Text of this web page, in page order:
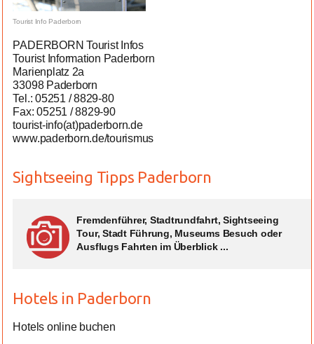
Tourist Info Paderborn
PADERBORN Tourist Infos
Tourist Information Paderborn
Marienplatz 2a
33098 Paderborn
Tel.: 05251 / 8829-80
Fax: 05251 / 8829-90
tourist-info(at)paderborn.de
www.paderborn.de/tourismus
Sightseeing Tipps Paderborn
Fremdenführer, Stadtrundfahrt, Sightseeing
Tour, Stadt Führung, Museums Besuch oder
Ausflugs Fahrten im Überblick ...
Hotels in Paderborn
Hotels online buchen